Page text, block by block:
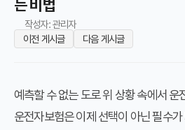
는 비법
작성자: 관리자
이전 게시글
다음 게시글
예측할 수 없는 도로 위 상황 속에서 운
운전자보험은 이제 선택이 아닌 필수